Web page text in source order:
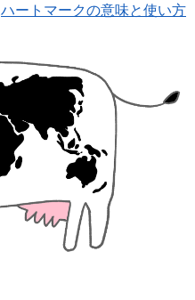
ハートマークの意味と使い方